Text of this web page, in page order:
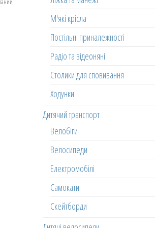
М'які крісла
Постільні приналежності
Радіо та відеоняні
Столики для сповивання
Ходунки
Дитячий транспорт
Велобіги
Велосипеди
Електромобілі
Самокати
Скейтборди